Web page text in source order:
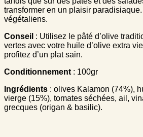
transformer en un plaisir
végétaliens.
Conseil : Utilisez le pâté d’olive
vertes avec votre huile d’olive extra
profitez d’un plat sain.
Conditionnement : 100gr
Ingrédients : olives Kalamon (74%),
vierge (15%), tomates séchées, ail,
grecques (origan & basilic).